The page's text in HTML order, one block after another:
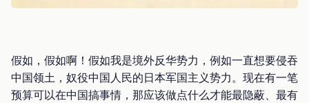
假如，假如啊！假如我是境外反华势力，例如一直想要侵吞
中国领土，奴役中国人民的日本军国主义势力。现在有一笔
预算可以在中国搞事情，那应该做点什么才能最隐蔽、最有